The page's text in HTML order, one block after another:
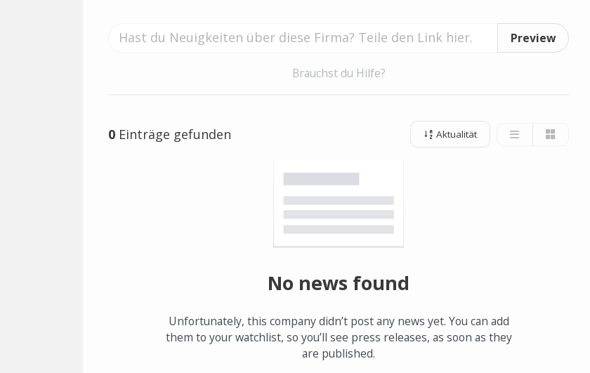
Preview
Brauchst du Hilfe?
0 Einträge gefunden Aktualität
No news found
Unfortunately, this company didn’t post any news yet. You can add
them to your watchlist, so you’ll see press releases, as soon as they
are published.